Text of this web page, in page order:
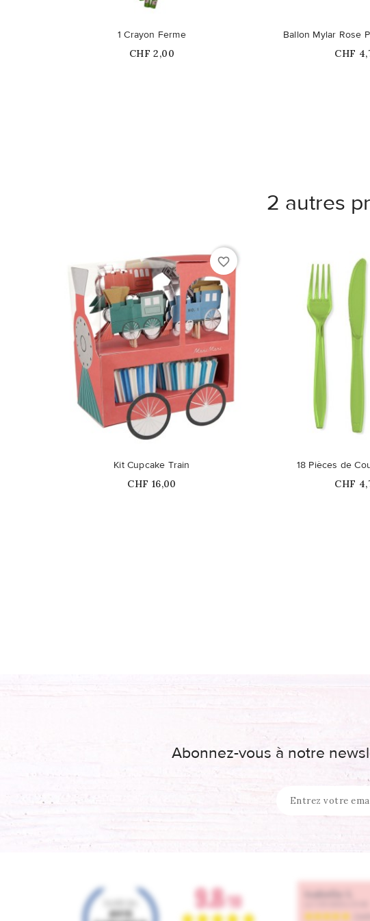
1 Crayon Ferme
Prix
CHF 2,00
Ballon Mylar Rose
Prix
CHF
2 autres
Ce produit n'est plus disponible en
stock
favorite_border
Kit Cupcake Train
Prix
CHF 16,00
18 Pièces de
Prix
CHF
Abonnez-vous à notre